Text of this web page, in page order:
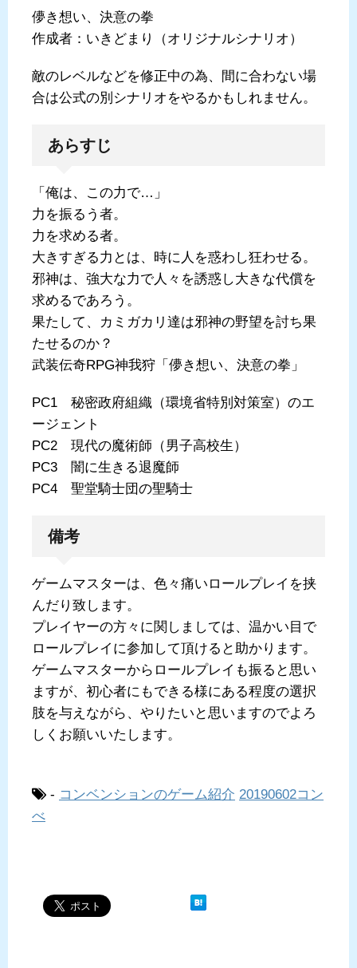
儚き想い、決意の拳
作成者：いきどまり（オリジナルシナリオ）
敵のレベルなどを修正中の為、間に合わない場
合は公式の別シナリオをやるかもしれません。
あらすじ
「俺は、この力で…」
力を振るう者。
力を求める者。
大きすぎる力とは、時に人を惑わし狂わせる。
邪神は、強大な力で人々を誘惑し大きな代償を
求めるであろう。
果たして、カミガカリ達は邪神の野望を討ち果
たせるのか？
武装伝奇RPG神我狩「儚き想い、決意の拳」
PC1 秘密政府組織（環境省特別対策室）のエ
ージェント
PC2 現代の魔術師（男子高校生）
PC3 闇に生きる退魔師
PC4 聖堂騎士団の聖騎士
備考
ゲームマスターは、色々痛いロールプレイを挟
んだり致します。
プレイヤーの方々に関しましては、温かい目で
ロールプレイに参加して頂けると助かります。
ゲームマスターからロールプレイも振ると思い
ますが、初心者にもできる様にある程度の選択
肢を与えながら、やりたいと思いますのでよろ
しくお願いいたします。
- コンベンションのゲーム紹介 20190602コン
べ